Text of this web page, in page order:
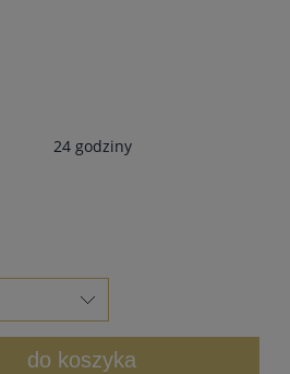
24 godziny
do koszyka